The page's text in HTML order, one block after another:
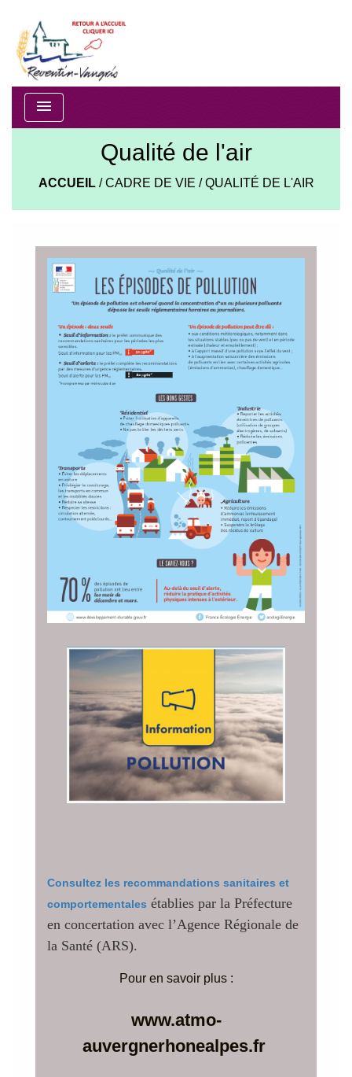
menu
Qualité de l'air
ACCUEIL/CADRE DE VIE /QUALITÉ DE L'AIR
Consultez les recommandations sanitaires et
comportementales établies par la Préfecture
en concertation avec l’Agence Régionale de
la Santé (ARS).
Pour en savoir plus :
www.atmo-
auvergnerhonealpes.fr